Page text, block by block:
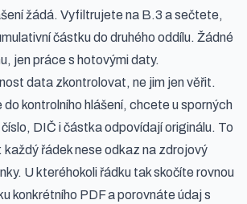
žádá. Vyfiltrujete na B.3 a sečtete,
částku do druhého oddílu. Žádné
jen práce s hotovými daty.
data zkontrolovat, ne jim jen věřit.
kontrolního hlášení, chcete u sporných
DIČ i částka odpovídají originálu. To
každý řádek nese odkaz na zdrojový
U kteréhokoli řádku tak skočíte rovnou
konkrétního PDF a porovnáte údaj s